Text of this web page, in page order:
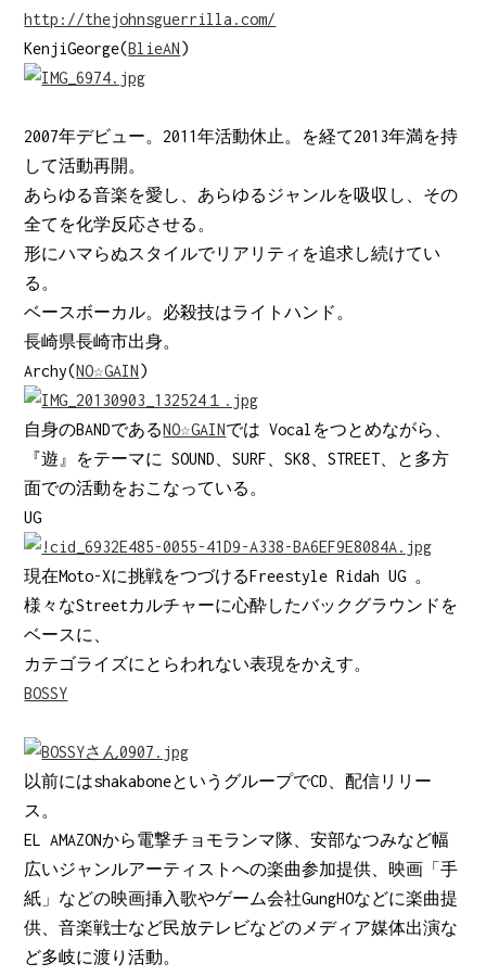
http://thejohnsguerrilla.com/
KenjiGeorge(BlieAN)
2007年デビュー。2011年活動休止。を経て2013年満を持
して活動再開。
あらゆる音楽を愛し、あらゆるジャンルを吸収し、その
全てを化学反応させる。
形にハマらぬスタイルでリアリティを追求し続けてい
る。
ベースボーカル。必殺技はライトハンド。
長崎県長崎市出身。
Archy(NO☆GAIN)
自身のBANDであるNO☆GAINでは Vocalをつとめながら、
『遊』をテーマに SOUND、SURF、SK8、STREET、と多方
面での活動をおこなっている。
UG
現在Moto-Xに挑戦をつづけるFreestyle Ridah UG 。
様々なStreetカルチャーに心酔したバックグラウンドを
ベースに、
カテゴライズにとらわれない表現をかえす。
BOSSY
以前にはshakaboneというグループでCD、配信リリー
ス。
EL AMAZONから電撃チョモランマ隊、安部なつみなど幅
広いジャンルアーティストへの楽曲参加提供、映画「手
紙」などの映画挿入歌やゲーム会社GungHOなどに楽曲提
供、音楽戦士など民放テレビなどのメディア媒体出演な
ど多岐に渡り活動。